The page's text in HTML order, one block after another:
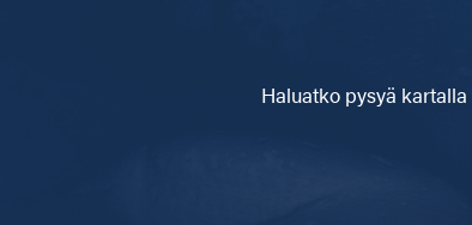
Haluatko pysyä kartalla